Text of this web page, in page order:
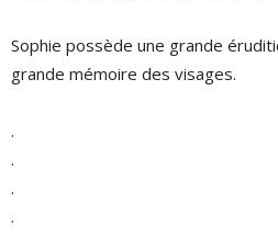
Sophie possède une grande
grande mémoire des visages.
.
.
.
.